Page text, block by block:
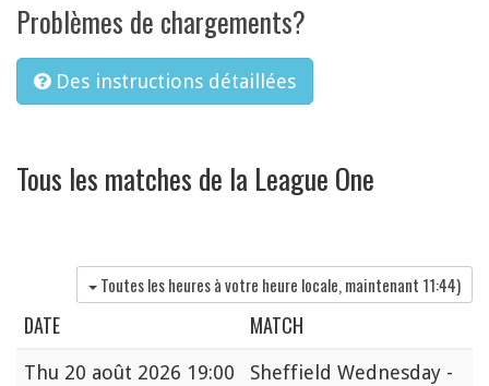
Problèmes de chargements?
Des instructions détaillées
Tous les matches de la League One
Toutes les heures à votre heure locale, maintenant 11:44)
DATE MATCH
Thu 20 août 2026 19:00
Sheffield Wednesday -